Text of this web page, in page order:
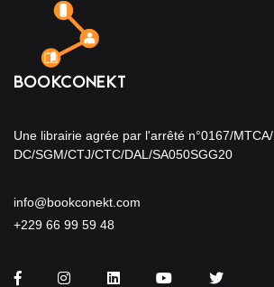
Une librairie agrée par l'arrêté n°0167/MTCA/
DC/SGM/CTJ/CTC/DAL/SA050SGG20
info@bookconekt.com
+229 66 99 59 48
FacebookInstagramLinkedInYou TubeTwitter